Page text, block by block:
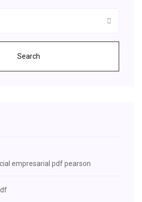
Search
empresarial pdf pearson